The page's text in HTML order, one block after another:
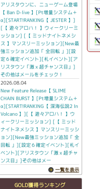
アリスタウンに、ニューゲーム登場
【 Ban D-live 】[Pt増量システム＋
α][START!RANKING【 JESTER 】]
[【 遊々アロハ！ 】ウィークリーミ
ッション] [【 ミッドナイトネメシ
ス 】マンスリーミッション][New最
強ミッション追加「 全回転 」][設
定６確定イベント][札イベント][ア
リスタウン「激ｘ超チャンス目」]
その他はメールをチェック！
2026.08.04
New Feature Release【 SLIME
CHAIN BURST 】[Pt増量システム＋
α][START!RANKING【 深海伝説2 In
Volcano 】][【 遊々アロハ！ 】ウ
ィークリーミッション] [【 ミッド
ナイトネメシス 】マンスリーミッシ
ョン][New最強ミッション追加「 全
回転 」][設定６確定イベント][札イ
ベント][アリスタウン「激ｘ超チャ
ンス目」]その他はメー
一覧を表示
GOLD獲得ランキング